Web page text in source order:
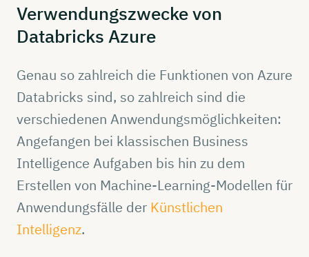
Verwendungszweckevon
Databricks Azure
Genau so zahlreich die Funktionen von Azure
Databricks sind, so zahlreich sind die
verschiedenen Anwendungsmöglichkeiten:
Angefangen bei klassischen Business
Intelligence Aufgaben bis hin zu dem
Erstellen von Machine-Learning-Modellen für
Anwendungsfälle der Künstlichen
Intelligenz.